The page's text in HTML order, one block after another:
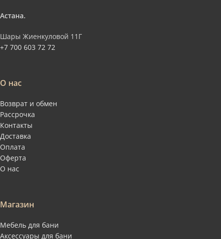
Астана.
Шары Жиенкуловой 11Г
+7 700 603 72 72
О нас
Возврат и обмен
Рассрочка
Контакты
Доставка
Оплата
Оферта
О нас
Магазин
Мебель для бани
Аксессуары для бани